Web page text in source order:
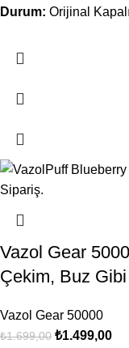
Durum: Orijinal
Vazol Gear
Çekim, Buz
Vazol Gear 50000
₺1.699,00 ₺1.499,00